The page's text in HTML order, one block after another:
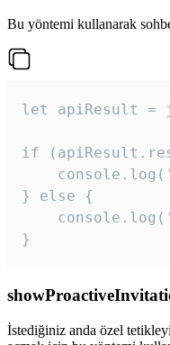
Bu yöntemi kullanarak
let apiResult =
if
} else {
}
İstediğiniz anda özel